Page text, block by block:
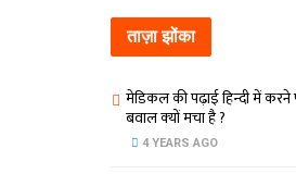
ताज़ा झोंका
मेडिकल की पढ़ाई हिन्‍दी में करने
बवाल क्‍यों मचा है ?
4 YEARS AGO